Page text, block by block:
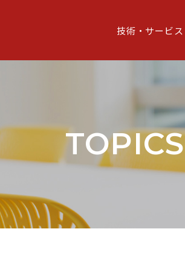
技術・サービス
TOPICS